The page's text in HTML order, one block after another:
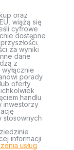
oraz
wiążą się
cyfrowe
dostępne
za wyniki
dane
z
porady
oferty
handlu
inwestorzy
stosownych
informacji
usług